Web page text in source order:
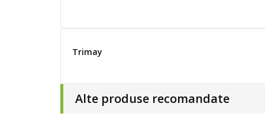
Trimay
Alte produse recomandate